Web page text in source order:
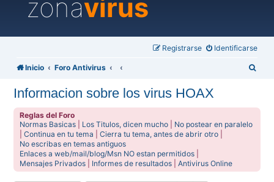
zonavirus
Identificarse
Registrarse
Inicio Foro Antivirus
Informacion sobre los virus HOAX
Reglas del Foro
Normas Basicas
Los Titulos, dicen mucho
No postear en paralelo
|Continua en tu tema |Cierra tu tema, antes de abrir otro
No escribas en temas antiguos
Enlaces a web/mail/blog/Msn NO estan permitidos
Mensajes Privados
Informes de resultados |Antivirus Online